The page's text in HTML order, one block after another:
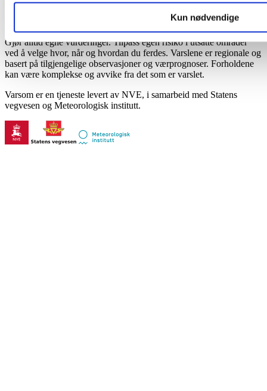
Kun nødvendige
Bruk varslene, datagrunnlaget og kartene på eget ansvar. Det kan
forekomme feil og mangler. Varselet er et hjelpemiddel, ikke en fasit.
Gjør alltid egne vurderinger. Tilpass egen risiko i utsatte områder
ved å velge hvor, når og hvordan du ferdes. Varslene er regionale og
basert på tilgjengelige observasjoner og værprognoser. Forholdene
kan være komplekse og avvike fra det som er varslet.
Varsom er en tjeneste levert av NVE, i samarbeid med Statens
vegvesen og Meteorologisk institutt.